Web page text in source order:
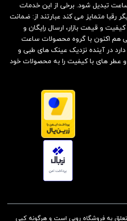
ساعت تبدیل شود. برخی از این خدمات
رقبا متمایز می کند عبارتند از: ضمانت
تضمین کیفیت و قیمت بازار، ارسال رایگان و
هم اکنون با گروه محصولات ساعت
در آینده نزدیک عینک های طبی و
عطر های با کیفیت را به محصولات خود
به فروشگاه روبی است و هرگونه کپی